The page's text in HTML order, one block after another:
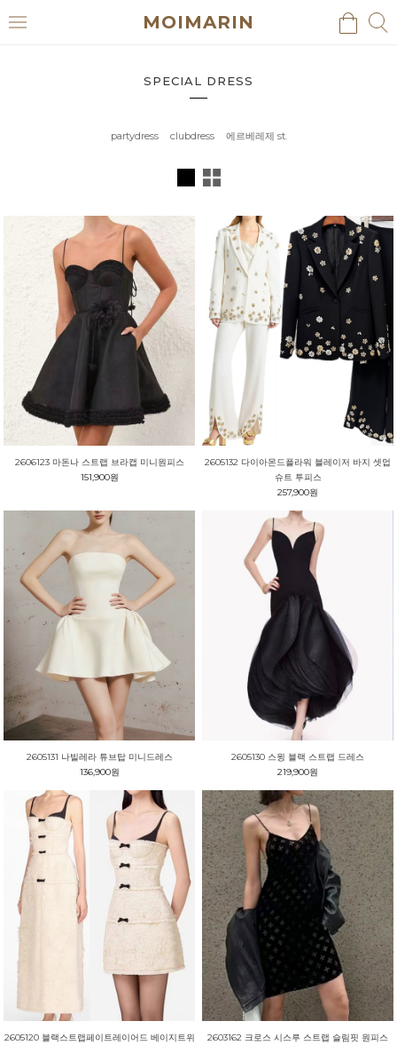
MOIMARIN
메
검
SPECIAL DRESS
partydress clubdress 에르베레제 st.
2606123 마돈나 스트랩 브라캡 미니원피스
151,900원
2605132 다이아몬드플라워 블레이저 바지 셋업
슈트 투피스
257,900원
2605131 나빌레라 튜브탑 미니드레스
136,900원
2605130 스윙 블랙 스트랩 드레스
219,900원
2605120 블랙스트랩페이트레이어드 베이지트위
2603162 크로스 시스루 스트랩 슬림핏 원피스